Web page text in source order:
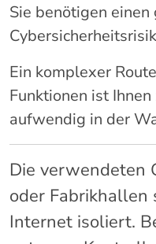
Sie benötigen
Ein komplexer
Funktionen ist
aufwendig in der
Die verwendeten
oder Fabrikhallen
Internet isoliert.